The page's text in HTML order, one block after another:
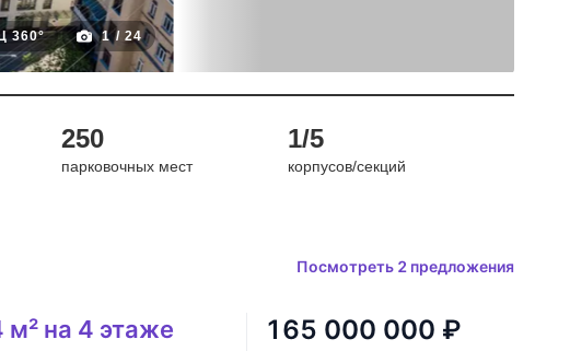
1/ 24
360°
250
парковочных мест
1/5
корпусов/секций
Посмотреть 2 предложения
на 4 этаже 165 000 000 ₽